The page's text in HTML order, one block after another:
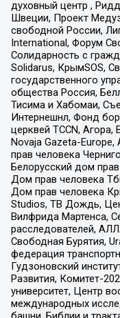
духовный центр ,
Швеции, Проект
свободной России,
International, Форум
Солидарность с
Solidarus, КрымSOS,
государственного
общества Россия,
Тисима и Хабомаи,
Интернешнл, Фонд
церквей TCCN,
Novaja Gazeta-
прав человека
Белорусский дом
Дом прав человека
Дом прав человека
Studios, ТВ Дождь,
Вилфрида Мартенса,
расследователей,
Свободная Бурятия,
федерация
Гудзоновский
Развития, Комитет-
университет, Центр
международных